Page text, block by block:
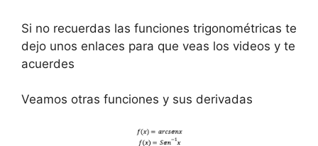
Si no recuerdas las funciones trigonométricas te
dejo unos enlaces para que veas los videos y te
acuerdes
Veamos otras funciones y sus derivadas